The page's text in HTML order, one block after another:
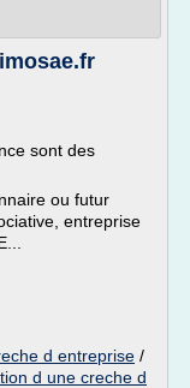
sont des
ou futur
entreprise
d entreprise /
d une creche d